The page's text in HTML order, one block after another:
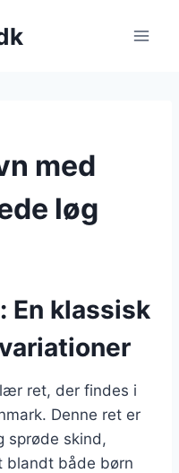
med
løg
En klassisk
ret, der findes i
Denne ret er
sprøde skind,
blandt både børn